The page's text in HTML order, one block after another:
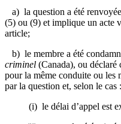
a) la question a été
(5) ou (9) et implique un acte
article;
b) le membre a été
criminel (Canada), ou déclaré
pour la même conduite ou les
par la question et, selon le cas :
(i) le délai d’appel est